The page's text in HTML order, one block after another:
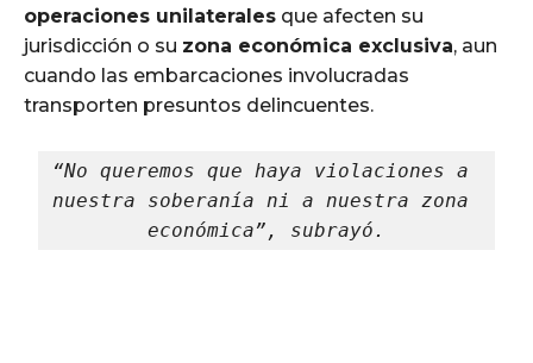
operaciones unilaterales que afecten su
jurisdicción o su zona económica exclusiva, aun
cuando las embarcaciones involucradas
transporten presuntos delincuentes.
“No queremos que haya violaciones a
nuestra soberanía ni a nuestra zona
económica”, subrayó.